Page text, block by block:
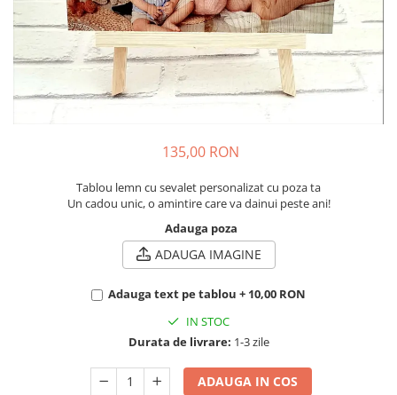
Body bebelusi personalizate
Perne personalizate
Plusuri personalizate
Agende personalizate
Cadouri Personalizate Unice
Cadouri pentru Doctori
Cadouri Pensionare
135,00 RON
Tablou lemn cu sevalet personalizat cu poza ta
Un cadou unic, o amintire care va dainui peste ani!
Adauga poza
ADAUGA IMAGINE
Adauga text pe tablou + 10,00 RON
IN STOC
Durata de livrare: 1-3 zile
ADAUGA IN COS